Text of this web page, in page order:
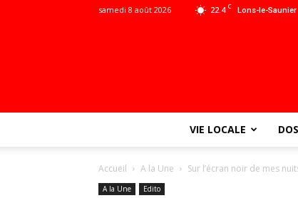
22.4 C Lons-le-Saunier
samedi 8 août 2026
VIE LOCALE
Accueil A la Une Sur l’écran noir de mes
A la Une Edito